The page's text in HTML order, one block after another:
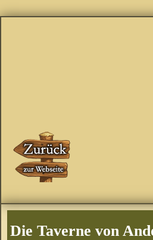
Die Taverne von